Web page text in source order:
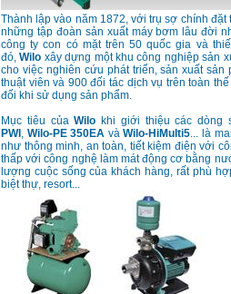
Thành lập vào năm 1872, với trụ sợ chính
những tập đoàn sản xuất máy bơm lâu đời
công ty con có mặt trên 50 quốc gia và
đó,Wilo xây dựng một khu công nghiệp sản
cho việc nghiên cứu phát triển, sản xuất
thuật viên và 900 đối tác dịch vụ trên toàn
đối khi sử dụng sản phẩm.
Mục tiêu củaWilo khi giới thiệu các dòng
PWI , Wilo-PE 350EA vàWilo-HiMulti5... là
như thông minh, an toàn, tiết kiệm điện với
thấp với công nghệ làm mát động cơ bằng
lượng cuộc sống của khách hàng, rất phù
biệt thự, resort...